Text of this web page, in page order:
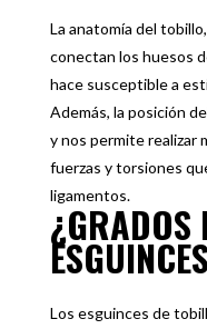
La anatomía del
conectan los huesos
hace susceptible a
Además, la posición
y nos permite realizar
fuerzas y torsiones
ligamentos.
¿GRADOS
Los esguinces de